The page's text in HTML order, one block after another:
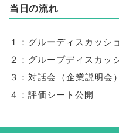
当日の流れ
１：グルーディスカッシ
２：グループディスカッ
３：対話会 （企業説明会）
４：評価シート公開